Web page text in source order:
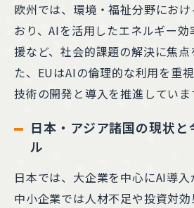
欧州では、環境・福祉分野にお
おり、AIを活用したエネルギー
援など、社会的課題の解決に焦点
た、EUはAIの倫理的な利用を重
技術の開発と導入を推進していま
日本・アジア諸国の現状
ル
日本では、大企業を中心にAI導入
中小企業では人材不足や投資対